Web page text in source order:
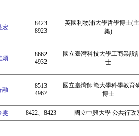
宏
8423
8923
英國利物浦大學哲學博士(
築)
穎
8662
4932
國立臺灣科技大學工商業設
士
融
8513
4967
國立臺灣師範大學科學教育
博士
雯 8422、8423 國立中興大學 公共行政